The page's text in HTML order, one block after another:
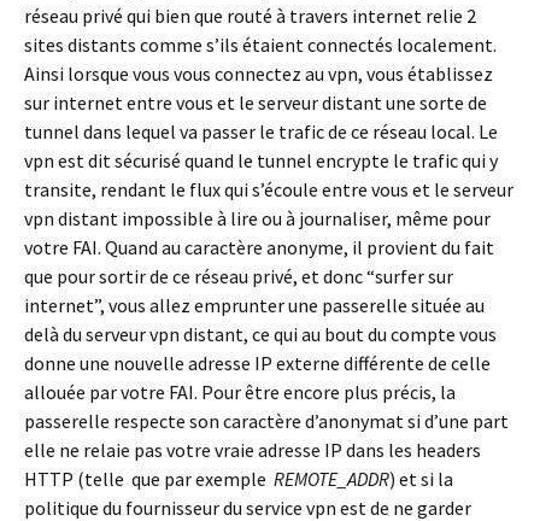
réseau privé qui bien que routé à travers internet relie 2
sites distants comme s’ils étaient connectés localement.
Ainsi lorsque vous vous connectez au vpn, vous établissez
sur internet entre vous et le serveur distant une sorte de
tunnel dans lequel va passer le trafic de ce réseau local. Le
vpn est dit sécurisé quand le tunnel encrypte le trafic qui y
transite, rendant le flux qui s’écoule entre vous et le serveur
vpn distant impossible à lire ou à journaliser, même pour
votre FAI. Quand au caractère anonyme, il provient du fait
que pour sortir de ce réseau privé, et donc “surfer sur
internet”, vous allez emprunter une passerelle située au
delà du serveur vpn distant, ce qui au bout du compte vous
donne une nouvelle adresse IP externe différente de celle
allouée par votre FAI. Pour être encore plus précis, la
passerelle respecte son caractère d’anonymat si d’une part
elle ne relaie pas votre vraie adresse IP dans les headers
HTTP (telle que par exemple REMOTE_ADDR) et si la
politique du fournisseur du service vpn est de ne garder